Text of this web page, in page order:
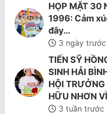
HỌP MẶT 30
1996: Cảm
đây…
3 ngày trước
TIẾN SỸ
SINH HẢI
HỘI
HỮU NHƠN
3 tuần trước